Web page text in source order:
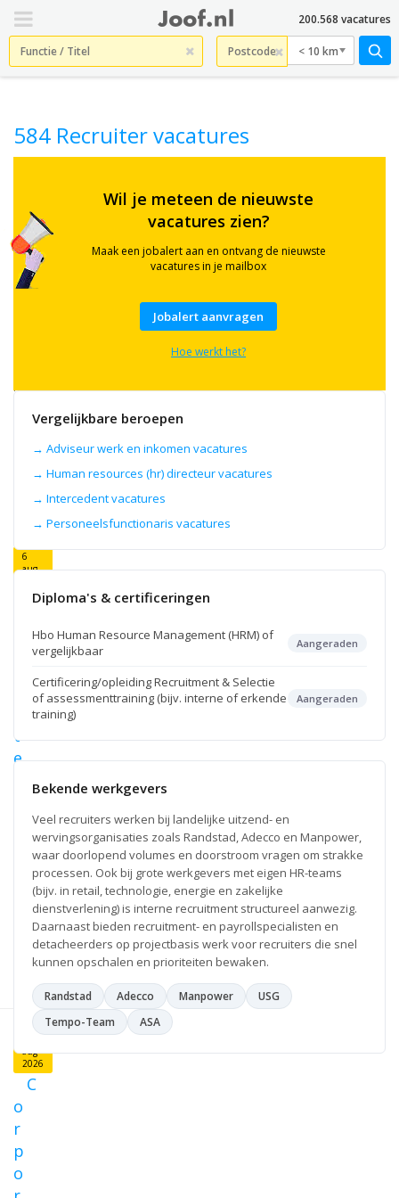
< 10 km
200.568 vacatures
584 Recruiter vacatures
actuele
Recruiter
vacatures
heel
Recruiter,
Acquisition
Corporate
Recruiter.
6
aug
R
t
e
L
e
e
s
v
e
r
d
e
r
aug
2026
C
o
r
p
o
Wil je meteen de nieuwste
vacatures zien?
Maak een jobalert aan en ontvang de nieuwste
vacatures in je mailbox
Jobalert aanvragen
Hoe werkt het?
Vergelijkbare beroepen
→ Adviseur werk en inkomen vacatures
→ Human resources (hr) directeur vacatures
→ Intercedent vacatures
→ Personeelsfunctionaris vacatures
Diploma's & certificeringen
Hbo Human Resource Management (HRM) of
vergelijkbaar
Aangeraden
Certificering/opleiding Recruitment & Selectie
of assessmenttraining (bijv. interne of erkende
training)
Aangeraden
Bekende werkgevers
Veel recruiters werken bij landelijke uitzend- en
wervingsorganisaties zoals Randstad, Adecco en Manpower,
waar doorlopend volumes en doorstroom vragen om strakke
processen. Ook bij grote werkgevers met eigen HR-teams
(bijv. in retail, technologie, energie en zakelijke
dienstverlening) is interne recruitment structureel aanwezig.
Daarnaast bieden recruitment- en payrollspecialisten en
detacheerders op projectbasis werk voor recruiters die snel
kunnen opschalen en prioriteiten bewaken.
Randstad Adecco Manpower
USG
Tempo-Team
ASA